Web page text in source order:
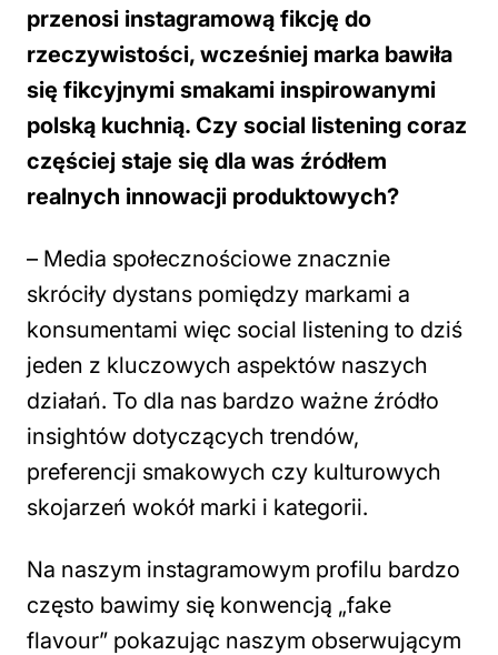
przenosi instagramową fikcję do
rzeczywistości, wcześniej marka bawiła
się fikcyjnymi smakami inspirowanymi
polską kuchnią. Czy social listening coraz
częściej staje się dla was źródłem
realnych innowacji produktowych?
– Media społecznościowe znacznie
skróciły dystans pomiędzy markami a
konsumentami więc social listening to dziś
jeden z kluczowych aspektów naszych
działań. To dla nas bardzo ważne źródło
insightów dotyczących trendów,
preferencji smakowych czy kulturowych
skojarzeń wokół marki i kategorii.
Na naszym instagramowym profilu bardzo
często bawimy się konwencją „fake
flavour” pokazując naszym obserwującym